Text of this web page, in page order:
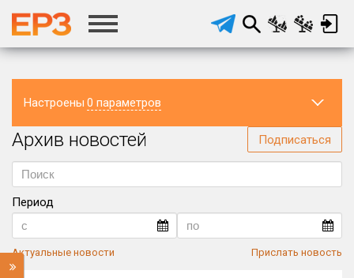
Настроены 0 параметров
Регион
Архив новостей Подписаться
Период
Актуальные новости Прислать новость